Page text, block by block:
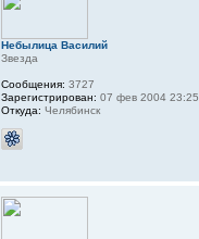
Небылица Василий
Звезда
Сообщения: 3727
Зарегистрирован: 07 фев 2004 23:25
Откуда: Челябинск